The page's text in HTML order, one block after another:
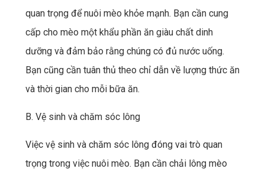
quan trọng để nuôi mèo khỏe mạnh. Bạn cần cung
cấp cho mèo một khẩu phần ăn giàu chất dinh
dưỡng và đảm bảo rằng chúng có đủ nước uống.
Bạn cũng cần tuân thủ theo chỉ dẫn về lượng thức ăn
và thời gian cho mỗi bữa ăn.
B. Vệ sinh và chăm sóc lông
Việc vệ sinh và chăm sóc lông đóng vai trò quan
trọng trong việc nuôi mèo. Bạn cần chải lông mèo